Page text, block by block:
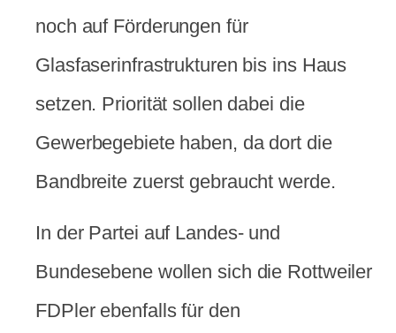
noch auf Förderungen für
Glasfaserinfrastrukturen bis ins Haus
setzen. Priorität sollen dabei die
Gewerbegebiete haben, da dort die
Bandbreite zuerst gebraucht werde.
In der Partei auf Landes- und
Bundesebene wollen sich die Rottweiler
FDPler ebenfalls für den